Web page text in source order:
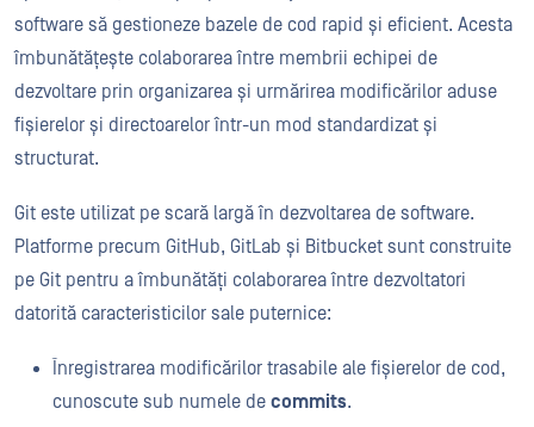
software să gestioneze bazele de cod rapid și eficient. Acesta
îmbunătățește colaborarea între membrii echipei de
dezvoltare prin organizarea și urmărirea modificărilor aduse
fișierelor și directoarelor într-un mod standardizat și
structurat.
Git este utilizat pe scară largă în dezvoltarea de software.
Platforme precum GitHub, GitLab și Bitbucket sunt construite
pe Git pentru a îmbunătăți colaborarea între dezvoltatori
datorită caracteristicilor sale puternice:
Înregistrarea modificărilor trasabile ale fișierelor de cod,
cunoscute sub numele de commits.